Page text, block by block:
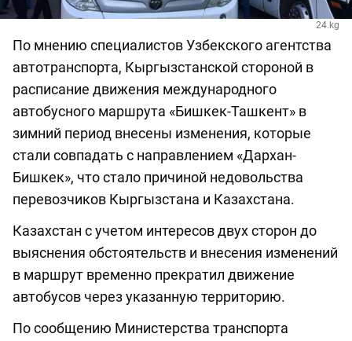
24.kg
По мнению специалистов Узбекского агентства
автотранспорта, Кыргызстанской стороной в
расписание движения международного
автобусного маршрута «Бишкек-Ташкент» в
зимний период внесены изменения, которые
стали совпадать с направлением «Дархан-
Бишкек», что стало причиной недовольства
перевозчиков Кыргызстана и Казахстана.
Казахстан с учетом интересов двух сторон до
выяснения обстоятельств и внесения изменений
в маршрут временно прекратил движение
автобусов через указанную территорию.
По сообщению Министерства транспорта